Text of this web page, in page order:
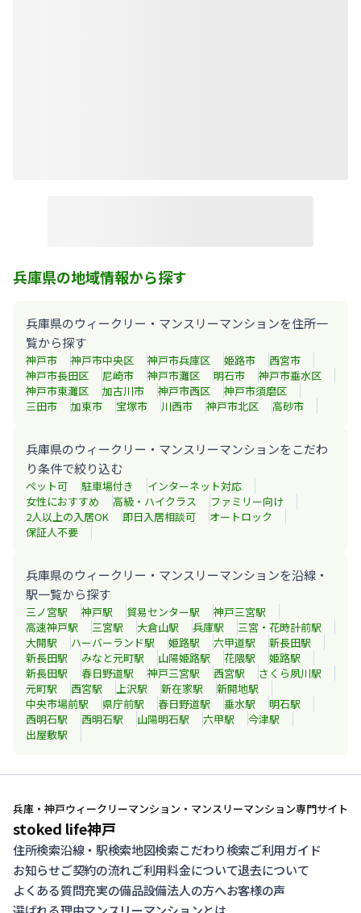
兵庫県の地域情報から探す
兵庫県のウィークリー・マンスリーマンションを住所一
覧から探す
神戸市 神戸市中央区 神戸市兵庫区 姫路市
西宮市
神戸市長田区
尼崎市 神戸市灘区 明石市
神戸市垂水区
神戸市東灘区
加古川市 神戸市西区
神戸市須磨区
三田市
加東市 宝塚市 川西市 神戸市北区 高砂市
兵庫県のウィークリー・マンスリーマンションをこだわ
り条件で絞り込む
ペット可 駐車場付き
インターネット対応
女性におすすめ
高級・ハイクラス
ファミリー向け
2人以上の入居OK
即日入居相談可
オートロック
保証人不要
兵庫県のウィークリー・マンスリーマンションを沿線・
駅一覧から探す
三ノ宮駅 神戸駅 貿易センター駅 神戸三宮駅
高速神戸駅 三宮駅 大倉山駅 兵庫駅 三宮・花時計前駅
大開駅 ハーバーランド駅 姫路駅 六甲道駅 新長田駅
新長田駅 みなと元町駅 山陽姫路駅 花隈駅 姫路駅
新長田駅 春日野道駅 神戸三宮駅 西宮駅 さくら夙川駅
元町駅 西宮駅 上沢駅 新在家駅 新開地駅
中央市場前駅 県庁前駅 春日野道駅 垂水駅 明石駅
西明石駅 西明石駅 山陽明石駅 六甲駅 今津駅
出屋敷駅
兵庫・神戸ウィークリーマンション・マンスリーマンション専門サイト
stoked life神戸
住所検索沿線・駅検索地図検索こだわり検索ご利用ガイド
お知らせご契約の流れご利用料金について退去について
よくある質問充実の備品設備法人の方へお客様の声